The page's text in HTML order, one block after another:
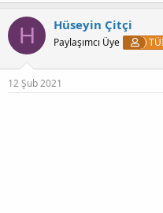
H Hüseyin Çitçi
Paylaşımcı Üye
12 Şub 2021